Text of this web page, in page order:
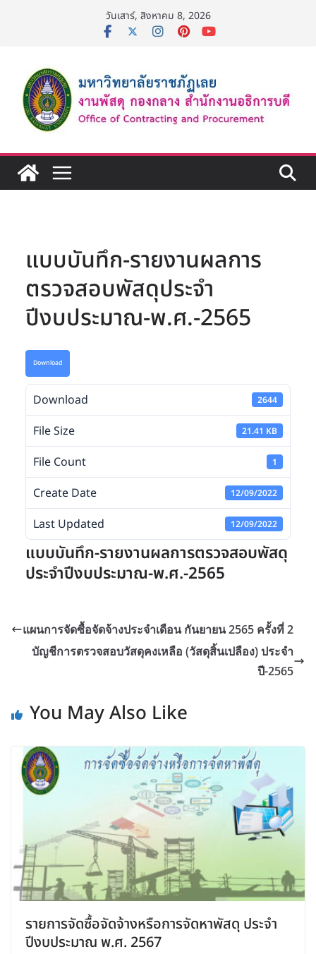
วันเสาร์, สิงหาคม 8, 2026
แบบบันทึก-รายงานผลการ
ตรวจสอบพัสดุประจำ
ปีงบประมาณ-พ.ศ.-2565
Download
Download 2644
File Size 21.41 KB
File Count 1
Create Date 12/09/2022
Last Updated 12/09/2022
แบบบันทึก-รายงานผลการตรวจสอบพัสดุ
ประจำปีงบประมาณ-พ.ศ.-2565
แผนการจัดซื้อจัดจ้างประจำเดือน กันยายน 2565 ครั้งที่ 2
บัญชีการตรวจสอบวัสดุคงเหลือ (วัสดุสิ้นเปลือง) ประจำ
ปี-2565
You May Also Like
รายการจัดซื้อจัดจ้างหรือการจัดหาพัสดุ ประจำ
ปีงบประมาณ พ.ศ. 2567